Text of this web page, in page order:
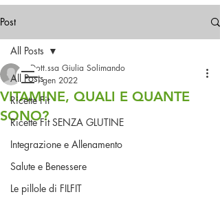
Post
All Posts
Ricette Fit
Ricette Fit SENZA GLUTINE
Integrazione e Allenamento
Salute e Benessere
Le pillole di FILFIT
All Posts
VITAMINE, QUALI E QUANTE
SONO?
Dott.ssa Giulia Solimando
26 gen 2022